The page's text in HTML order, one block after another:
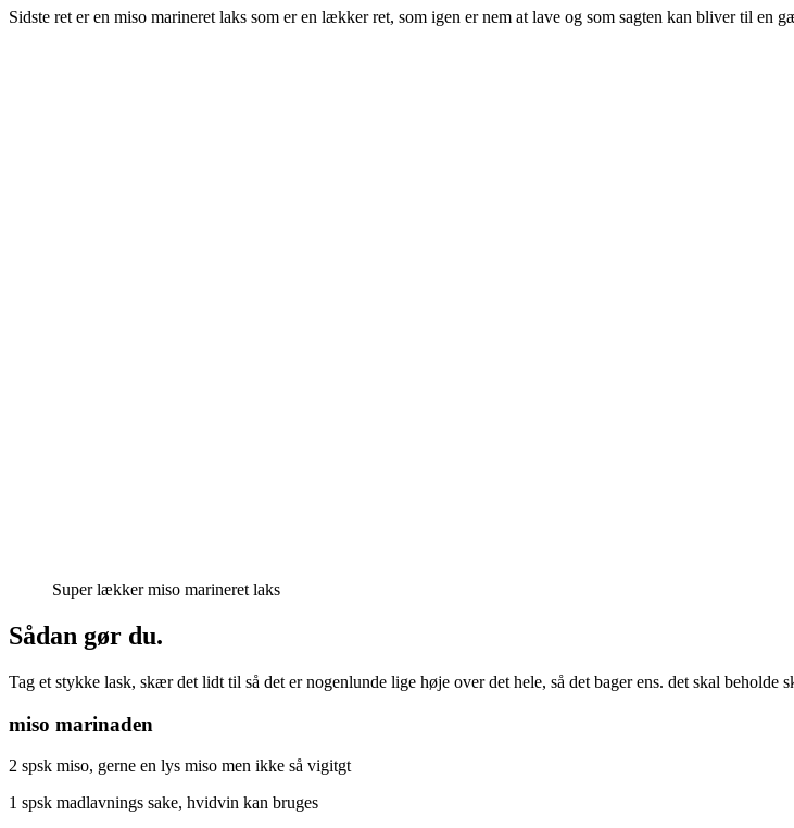
Sidste ret er en miso marineret laks som er en lækker ret, som igen er nem at lave og som sagten kan bliver til en
Super lækker miso marineret laks
Sådan gør du.
Tag et stykke lask, skær det lidt til så det er nogenlunde lige høje over det hele, så det bager ens. det skal beholde
miso marinaden
2 spsk miso, gerne en lys miso men ikke så vigitgt
1 spsk madlavnings sake, hvidvin kan bruges